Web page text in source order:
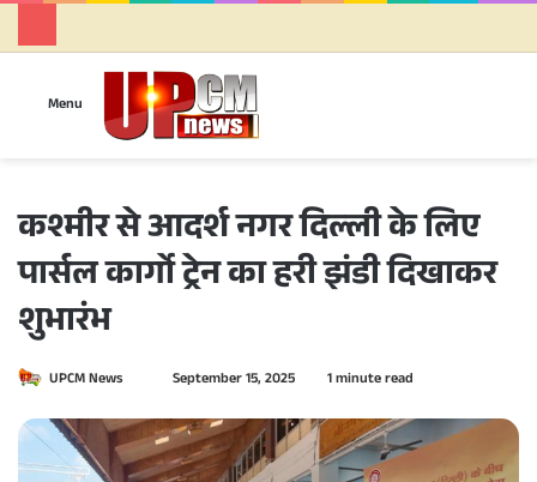
Menu
कश्मीर से आदर्श नगर दिल्ली के लिए
पार्सल कार्गो ट्रेन का हरी झंडी दिखाकर
शुभारंभ
UPCM News
n
d
September 15, 2025 1 minute read